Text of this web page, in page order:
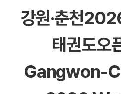
강원·춘천
태권도오
Gangwon-